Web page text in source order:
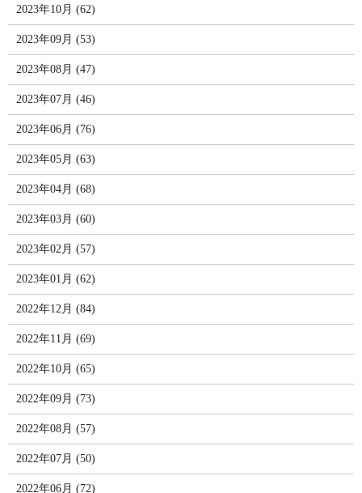
2023年10月 (62)
2023年09月 (53)
2023年08月 (47)
2023年07月 (46)
2023年06月 (76)
2023年05月 (63)
2023年04月 (68)
2023年03月 (60)
2023年02月 (57)
2023年01月 (62)
2022年12月 (84)
2022年11月 (69)
2022年10月 (65)
2022年09月 (73)
2022年08月 (57)
2022年07月 (50)
2022年06月 (72)